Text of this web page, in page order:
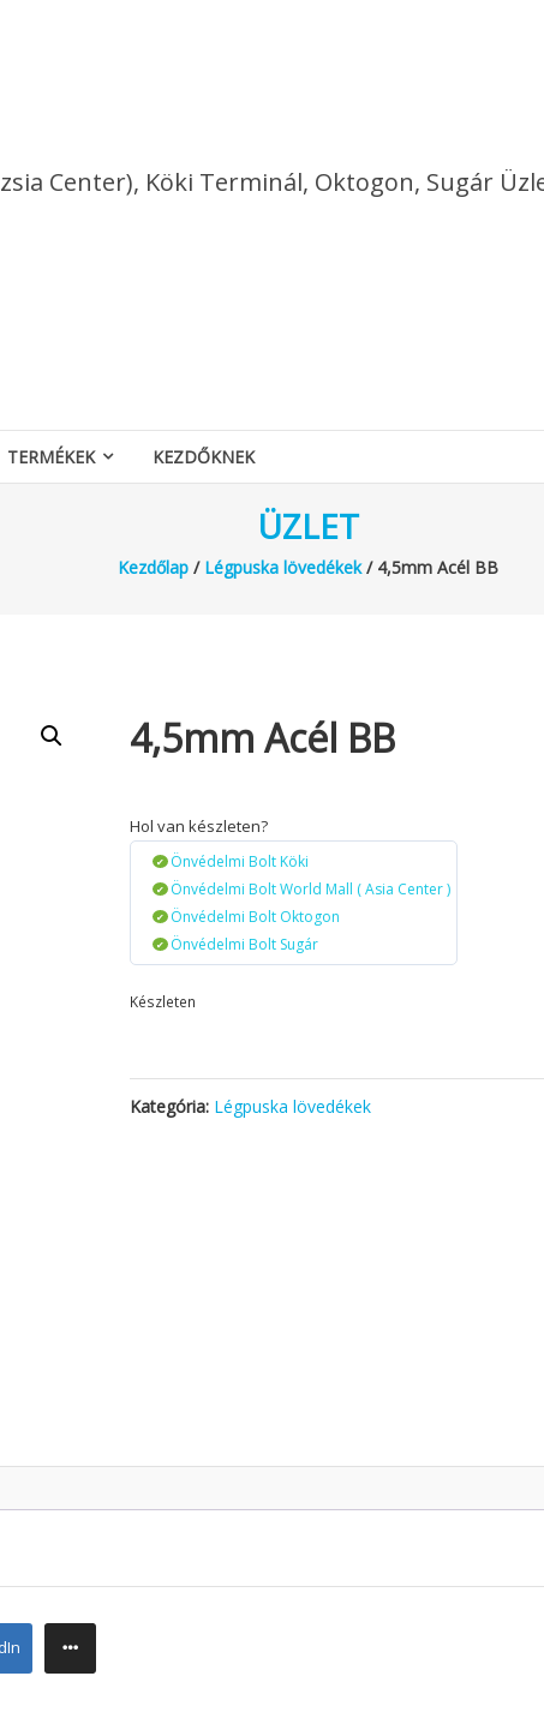
Center), Köki Terminál, Oktogon, Sugár
TERMÉKEK KEZDŐKNEK
ÜZLET
Kezdőlap/ Légpuska lövedékek/ 4,5mm Acél BB
4,5mm Acél BB
Hol van készleten?
Önvédelmi Bolt Köki
Önvédelmi Bolt World Mall ( Asia Center )
Önvédelmi Bolt Oktogon
Önvédelmi Bolt Sugár
Készleten
Kategória: Légpuska lövedékek